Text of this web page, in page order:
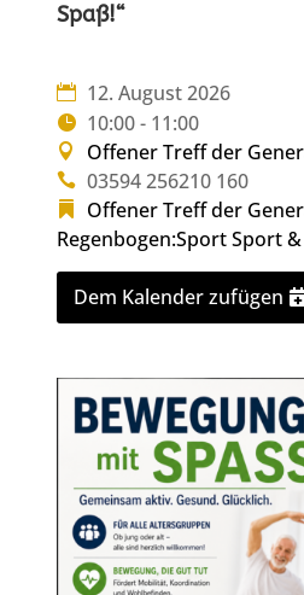
Spaß!“
12. August 2026
10:00 - 11:00
Offener Treff der
03594 256210 160
Offener Treff der
Regenbogen:SportSport
Dem Kalender zufügen